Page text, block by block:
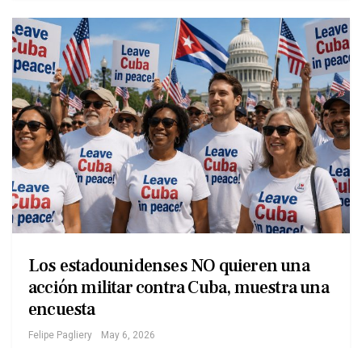
Los estadounidenses NO quieren una
acción militar contra Cuba, muestra una
encuesta
Felipe Pagliery May 6, 2026